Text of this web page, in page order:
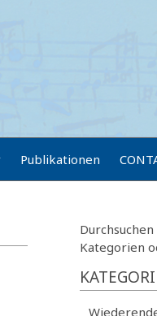
Publikationen
Kategorien